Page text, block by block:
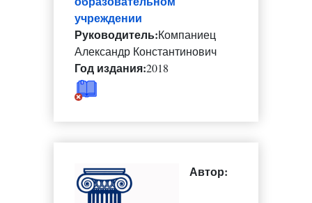
учреждении
Руководитель:Компаниец
Александр Константинович
Год издания:2018
Автор: